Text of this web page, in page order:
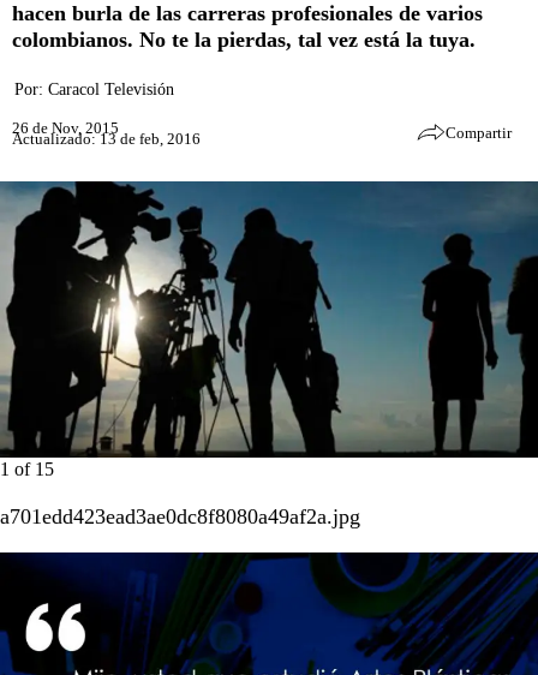
hacen burla de las carreras profesionales de varios
colombianos. No te la pierdas, tal vez está la tuya.
Por: Caracol Televisión
26 de Nov, 2015
Actualizado: 13 de feb, 2016 Compartir
1 of 15
a701edd423ead3ae0dc8f8080a49af2a.jpg